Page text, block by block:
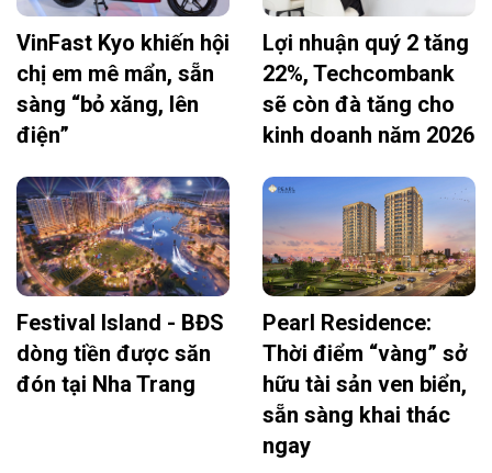
VinFast Kyo khiến hội
chị em mê mẩn, sẵn
sàng “bỏ xăng, lên
điện”
Lợi nhuận quý 2 tăng
22%, Techcombank
sẽ còn đà tăng cho
kinh doanh năm 2026
Festival Island - BĐS
dòng tiền được săn
đón tại Nha Trang
Pearl Residence:
Thời điểm “vàng” sở
hữu tài sản ven biển,
sẵn sàng khai thác
ngay